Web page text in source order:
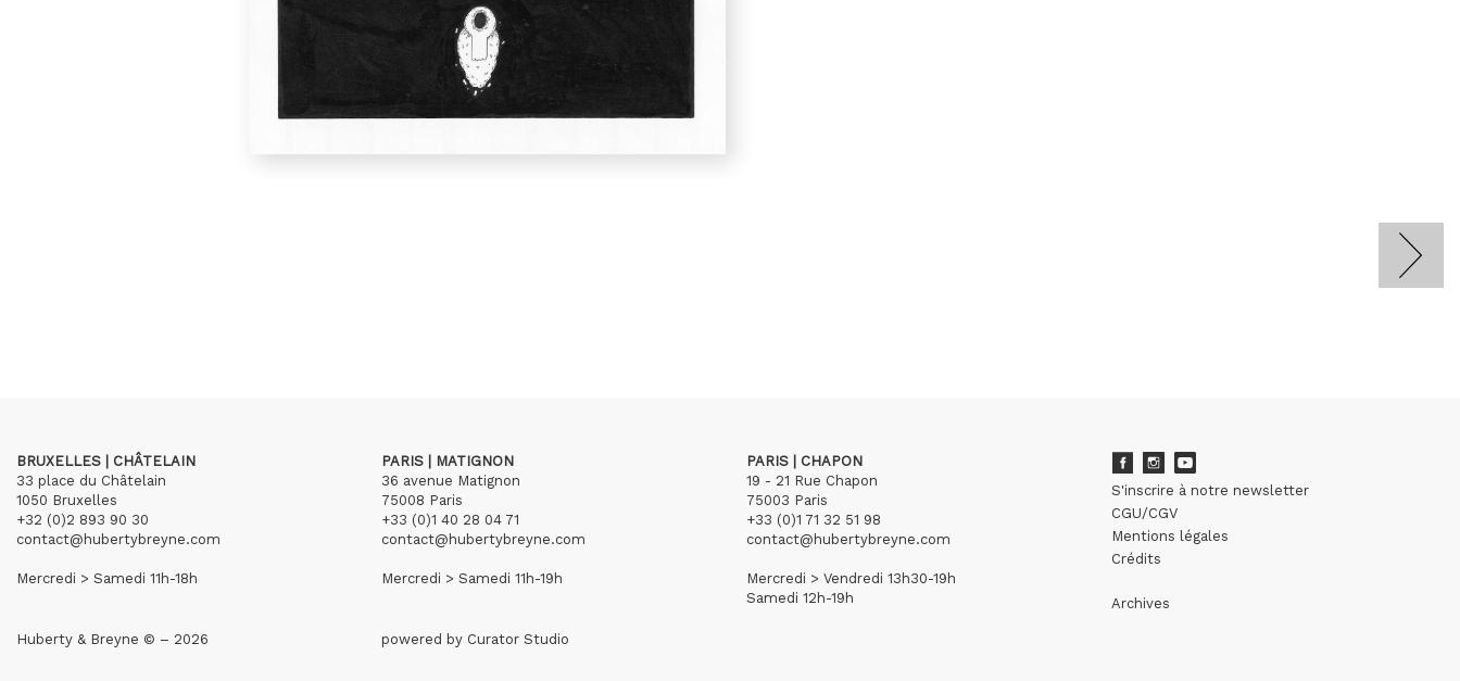
BRUXELLES | CHÂTELAIN
33 place du Châtelain
1050 Bruxelles
+32 (0)2 893 90 30
contact@hubertybreyne.com
Mercredi > Samedi 11h-18h
PARIS | MATIGNON
36 avenue Matignon
75008 Paris
+33 (0)1 40 28 04 71
contact@hubertybreyne.com
Mercredi > Samedi 11h-19h
PARIS | CHAPON
19 - 21 Rue Chapon
75003 Paris
+33 (0)1 71 32 51 98
contact@hubertybreyne.com
Mercredi > Vendredi 13h30-19h
Samedi 12h-19h
S'inscrire à notre newsletter
CGU/CGV
Mentions légales
Crédits
Archives
Huberty & Breyne © – 2026 powered by Curator Studio